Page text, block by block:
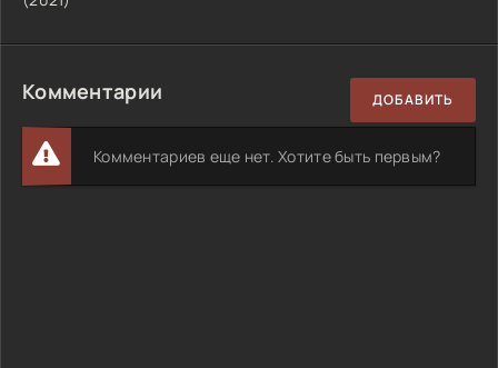
Комментарии ДОБАВИТЬ
Комментариев еще нет. Хотите быть первым?